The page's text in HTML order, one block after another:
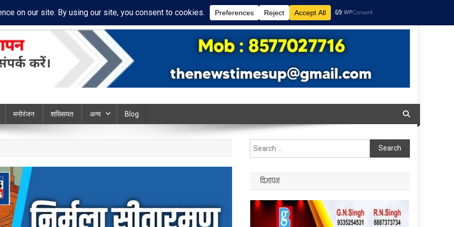
Policy Disclaimer
chandauli
मनोरंजन शख्सियत अन्य Blog
Search
for:
विज्ञापन